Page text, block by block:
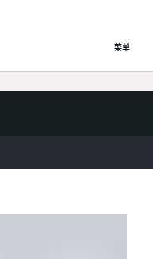
菜单